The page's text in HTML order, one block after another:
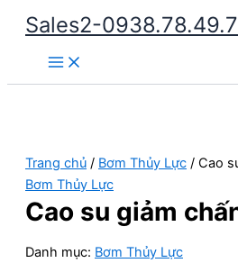
Nhảy
dung
Sales2-
Main
Menu
Trang chủ / Bơm Thủy Lực / Cao
Bơm Thủy Lực
Cao su giảm
Danh mục: Bơm Thủy Lực